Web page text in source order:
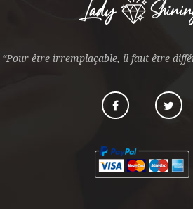
“Pour être irremplaçable, il faut être